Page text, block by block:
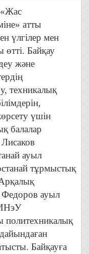
атты
үлгілер мен
өтті. Байқау
және
техникалық
үшін
балалар
ауыл
тұрмыстық
Федоров ауыл
политехникалық
Байқауға